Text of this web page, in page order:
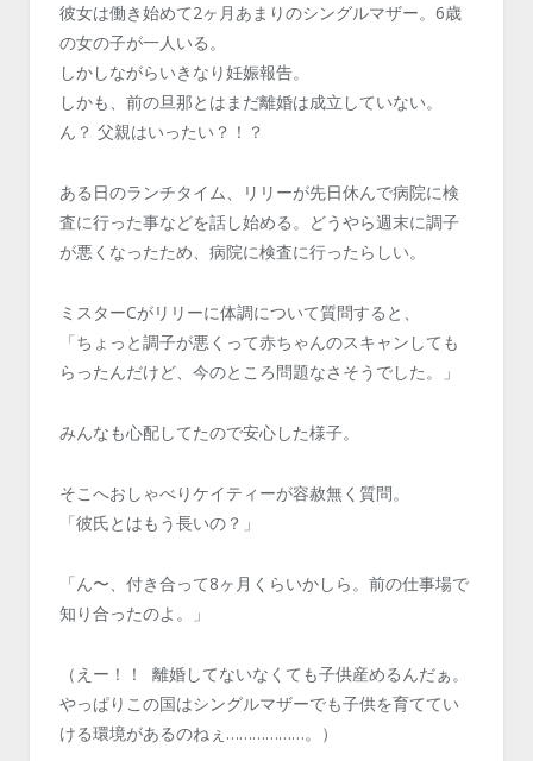
彼女は働き始めて2ヶ月あまりのシングルマザー。6歳
の女の子が一人いる。
しかしながらいきなり妊娠報告。
しかも、前の旦那とはまだ離婚は成立していない。
ん？ 父親はいったい？！？
ある日のランチタイム、リリーが先日休んで病院に検
査に行った事などを話し始める。どうやら週末に調子
が悪くなったため、病院に検査に行ったらしい。
ミスターCがリリーに体調について質問すると、
「ちょっと調子が悪くって赤ちゃんのスキャンしても
らったんだけど、今のところ問題なさそうでした。」
みんなも心配してたので安心した様子。
そこへおしゃべりケイティーが容赦無く質問。
「彼氏とはもう長いの？」
「ん〜、付き合って8ヶ月くらいかしら。前の仕事場で
知り合ったのよ。」
（えー！！ 離婚してないなくても子供産めるんだぁ。
やっぱりこの国はシングルマザーでも子供を育ててい
ける環境があるのねぇ………………。）